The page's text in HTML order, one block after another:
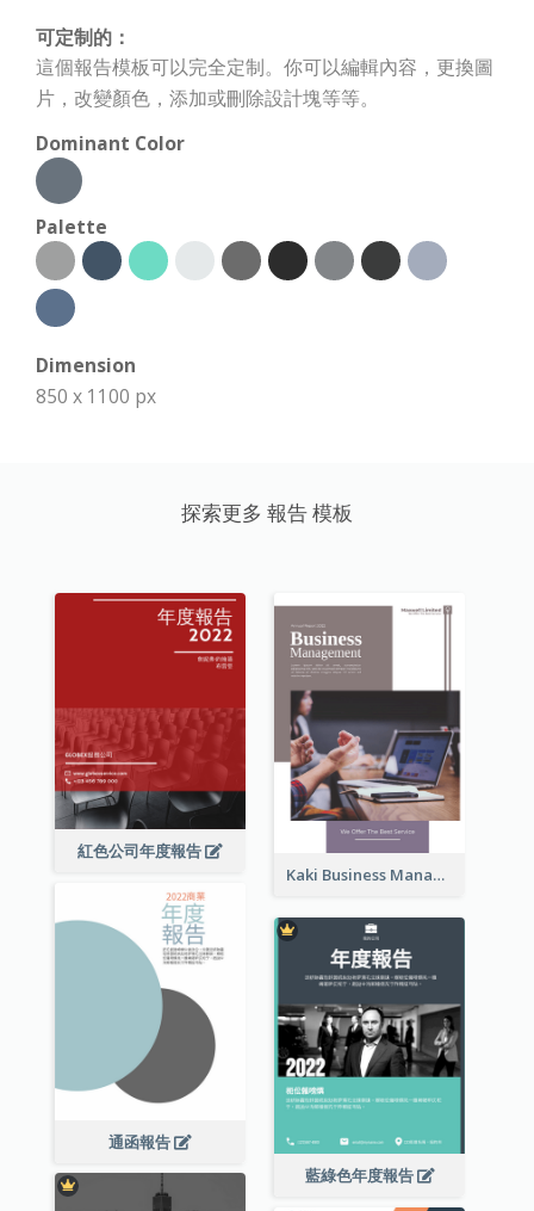
可定制的：
這個報告模板可以完全定制。你可以編輯內容，更換圖
片，改變顏色，添加或刪除設計塊等等。
Dominant Color
Palette
Dimension
850 x 1100 px
探索更多 報告 模板
紅色公司年度報告
Kaki Business Management Reports
通函報告
藍綠色年度報告